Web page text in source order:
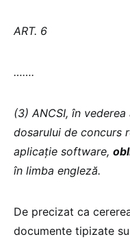
ART. 6
…….
(3) ANCSI, în
dosarului de concurs
aplicație software,
în limba engleză.
De precizat ca
documente tipizate